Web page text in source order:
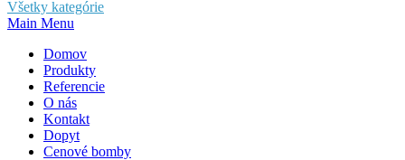
Všetky kategórie
Main Menu
Domov
Produkty
Referencie
O nás
Kontakt
Dopyt
Cenové bomby